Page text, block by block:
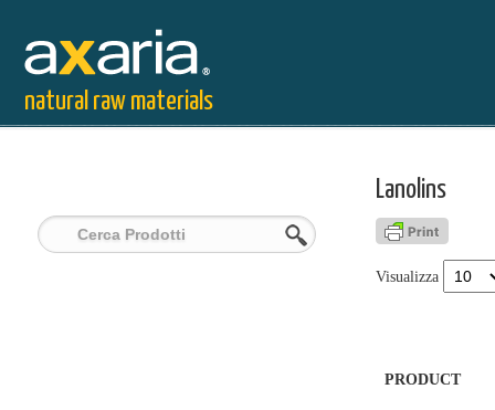
natural raw materials
Lanolins
Visualizza
PRODUCT